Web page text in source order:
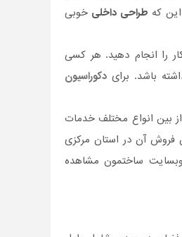
که طراحی داخلی خوبی
را انجام دهید. هر کسی
باشد. برای دکوراسیون
بین انواع مختلف خدمات
فروش آن در استان مرکزی
وبسایت ساختمون مشاهده